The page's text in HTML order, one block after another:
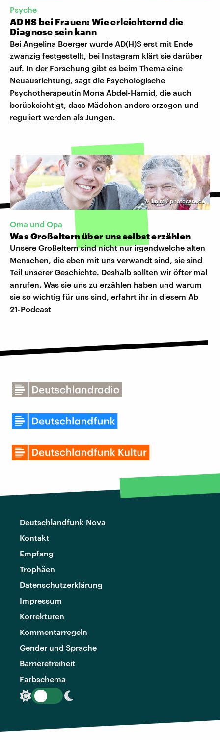
Psyche
ADHS bei Frauen: Wie erleichternd die
Diagnose sein kann
Bei Angelina Boerger wurde AD(H)S erst mit Ende
zwanzig festgestellt, bei Instagram klärt sie darüber
auf. In der Forschung gibt es beim Thema eine
Neuausrichtung, sagt die Psychologische
Psychotherapeutin Mona Abdel-Hamid, die auch
berücksichtigt, dass Mädchen anders erzogen und
reguliert werden als Jungen.
©Iknim / photocase.de
Oma und Opa
Was Großeltern über uns selbst erzählen
Unsere Großeltern sind nicht nur irgendwelche alten
Menschen, die eben mit uns verwandt sind, sie sind
Teil unserer Geschichte. Deshalb sollten wir öfter mal
anrufen. Was sie uns zu erzählen haben und warum
sie so wichtig für uns sind, erfahrt ihr in diesem Ab
21-Podcast
Deutschlandfunk Nova
Kontakt
Empfang
Trophäen
Datenschutzerklärung
Impressum
Korrekturen
Kommentarregeln
Gender und Sprache
Barrierefreiheit
Farbschema